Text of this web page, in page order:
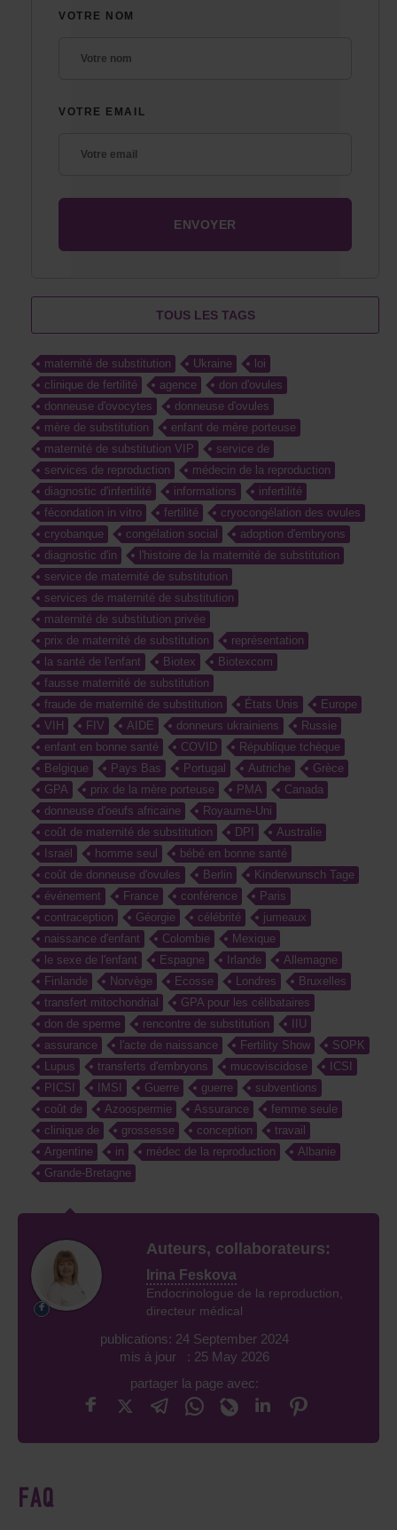
VOTRE NOM
VOTRE EMAIL
TOUS LES TAGS
maternité de substitution Ukraine
loi
clinique de fertilité
agence
don d'ovules
donneuse d'ovocytes
donneuse d'ovules
mère de substitution
enfant de mère porteuse
maternité de substitution VIP
service de
services de reproduction
médecin de la reproduction
diagnostic d'infertilité
informations
infertilité
fécondation in vitro
fertilité
cryocongélation des ovules
cryobanque
congélation social
adoption d'embryons
diagnostic d'in
l'histoire de la maternité de substitution
service de maternité de substitution
services de maternité de substitution
maternité de substitution privée
prix de maternité de substitution
représentation
la santé de l'enfant
Biotex
Biotexcom
fausse maternité de substitution
fraude de maternité de substitution
États Unis
Europe
VIH
FIV AIDE donneurs ukrainiens
Russie
enfant en bonne santé
COVID
République tchèque
Belgique
Pays Bas Portugal Autriche
Grèce
GPA
prix de la mère porteuse PMA
Canada
donneuse d'oeufs africaine
Royaume-Uni
coût de maternité de substitution
DPI
Australie
Israël
homme seul
bébé en bonne santé
coût de donneuse d'ovules
Berlin
Kinderwunsch Tage
événement
France conférence
Paris
contraception
Géorgie célébrité
jumeaux
naissance d'enfant
Colombie
Mexique
le sexe de l'enfant
Espagne Irlande
Allemagne
Finlande
Norvège Ecosse Londres
Bruxelles
transfert mitochondrial
GPA pour les célibataires
don de sperme
rencontre de substitution
IIU
assurance
l'acte de naissance Fertility Show
SOPK
Lupus
transferts d'embryons mucoviscidose
ICSI
PICSI
IMSI Guerre guerre
subventions
coût de
Azoospermie Assurance
femme seule
clinique de
grossesse conception
travail
Argentine
in médec de la reproduction
Albanie
Grande-Bretagne
Auteurs, collaborateurs:
Irina Feskova
Endocrinologue de la reproduction,
directeur médical
publications: 24 September 2024
mis à jour : 25 May 2026
partager la page avec:
FAQ